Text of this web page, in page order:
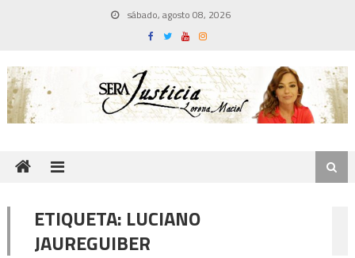
sábado, agosto 08, 2026
ETIQUETA: LUCIANO
JAUREGUIBER